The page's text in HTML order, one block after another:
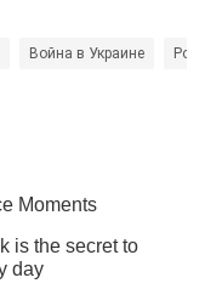
Война в Украине